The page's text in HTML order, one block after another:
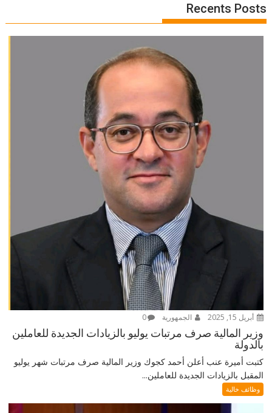
Recents Posts
أبريل 15, 2025 الجمهورية 0
وزير المالية صرف مرتبات يوليو بالزيادات الجديدة للعاملين
بالدولة
كتبت أميرة عنب أعلن أحمد كجوك وزير المالية صرف مرتبات شهر يوليو
المقبل بالزيادات الجديدة للعاملين...
وظائف خالية